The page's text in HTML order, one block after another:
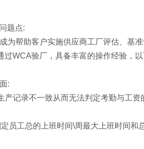
题点:
为帮助客户实施供应商工厂评估、基
过WCA验厂，具备丰富的操作经验，
:
产记录不一致从而无法判定考勤与工资
员工总的上班时间\周最大上班时间和